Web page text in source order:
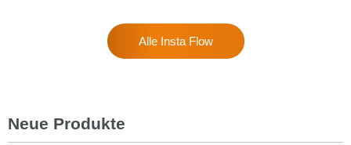
Alle Insta Flow
Neue Produkte